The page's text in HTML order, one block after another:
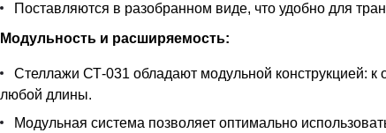
Поставляются в разобранном виде, что удобно для
Модульность и расширяемость:
Стеллажи СТ-031 обладают модульной конструкцией:
любой длины.
Модульная система позволяет оптимально